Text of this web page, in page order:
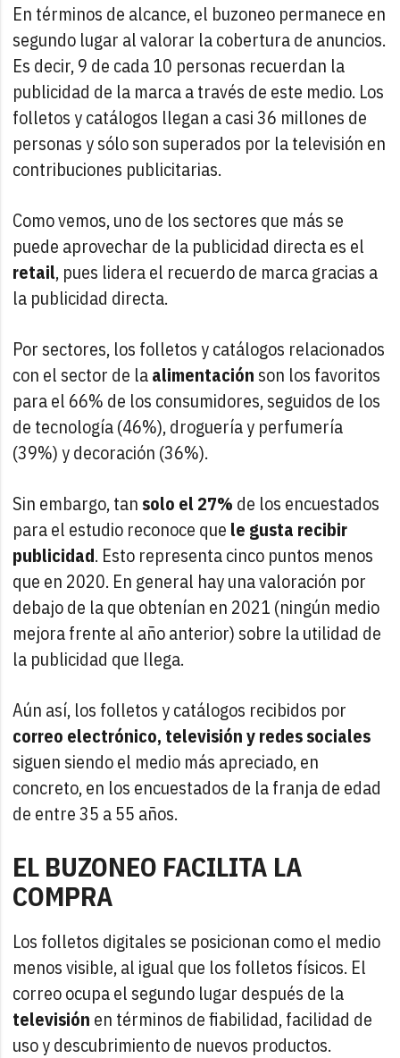
En términos de alcance, el buzoneo permanece en
segundo lugar al valorar la cobertura de anuncios.
Es decir, 9 de cada 10 personas recuerdan la
publicidad de la marca a través de este medio. Los
folletos y catálogos llegan a casi 36 millones de
personas y sólo son superados por la televisión en
contribuciones publicitarias.
Como vemos, uno de los sectores que más se
puede aprovechar de la publicidad directa es el
retail, pues lidera el recuerdo de marca gracias a
la publicidad directa.
Por sectores, los folletos y catálogos relacionados
con el sector de laalimentación son los favoritos
para el 66% de los consumidores, seguidos de los
de tecnología (46%), droguería y perfumería
(39%) y decoración (36%).
Sin embargo, tan solo el 27% de los encuestados
para el estudio reconoce que le gusta recibir
publicidad. Esto representa cinco puntos menos
que en 2020. En general hay una valoración por
debajo de la que obtenían en 2021 (ningún medio
mejora frente al año anterior) sobre la utilidad de
la publicidad que llega.
Aún así, los folletos y catálogos recibidos por
correo electrónico, televisión y redes sociales
siguen siendo el medio más apreciado, en
concreto, en los encuestados de la franja de edad
de entre 35 a 55 años.
EL BUZONEO FACILITA LA
COMPRA
Los folletos digitales se posicionan como el medio
menos visible, al igual que los folletos físicos. El
correo ocupa el segundo lugar después de la
televisión en términos de fiabilidad, facilidad de
uso y descubrimiento de nuevos productos.